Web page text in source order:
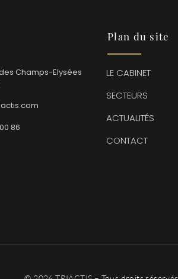
Champs-Elysées
86
Plan du site
LE CABINET
SECTEURS
ACTUALITÉS
CONTACT